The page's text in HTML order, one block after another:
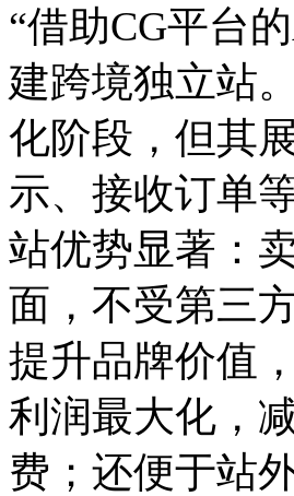
“借助CG平台
建跨境独立站
化阶段，但其
示、接收订单
站优势显著：
面，不受第三
提升品牌价值
利润最大化，
费；还便于站